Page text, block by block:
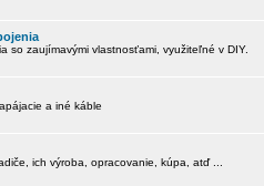
so zaujímavými vlastnosťami, využiteľné v DIY.
a iné káble
ich výroba, opracovanie, kúpa, atď ...